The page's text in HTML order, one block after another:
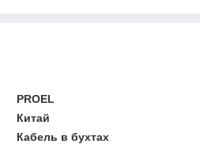
PROEL
Китай
Кабель в бухтах